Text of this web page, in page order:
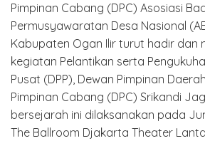
Pimpinan Cabang (DPC) Asosiasi
Permusyawaratan Desa Nasional
Kabupaten Ogan Ilir turut hadir dan
kegiatan Pelantikan serta
Pusat (DPP), Dewan Pimpinan
Pimpinan Cabang (DPC) Srikandi
bersejarah ini dilaksanakan pada
The Ballroom Djakarta Theater